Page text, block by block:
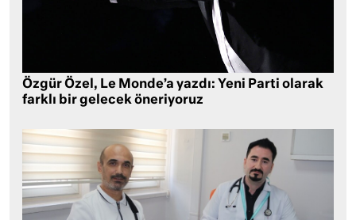
Özgür Özel, Le Monde’a yazdı: Yeni Parti olarak
farklı bir gelecek öneriyoruz